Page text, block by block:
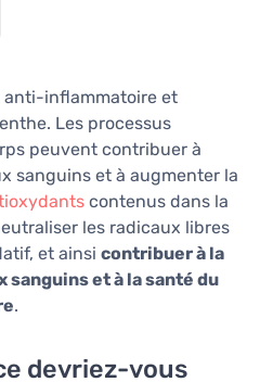
anti-inflammatoire et
Les processus
peuvent contribuer à
sanguins et à augmenter la
contenus dans la
les radicaux libres
et ainsi contribuer à la
et à la santé du
.
devriez-vous